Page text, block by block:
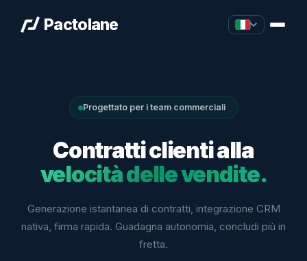
Pactolane
Progettato per i team commerciali
Contratti clienti alla
velocità delle vendite.
Generazione istantanea di contratti, integrazione CRM
nativa, firma rapida. Guadagna autonomia, concludi più in
fretta.